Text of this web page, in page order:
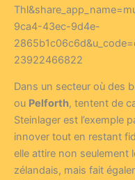
9ca4-43ec-9d4e-
23922466822
Dans un secteur où des
ou Pelforth, tentent de
Steinlager est l’exemple
innover tout en restant
elle attire non seulement
zélandais, mais fait